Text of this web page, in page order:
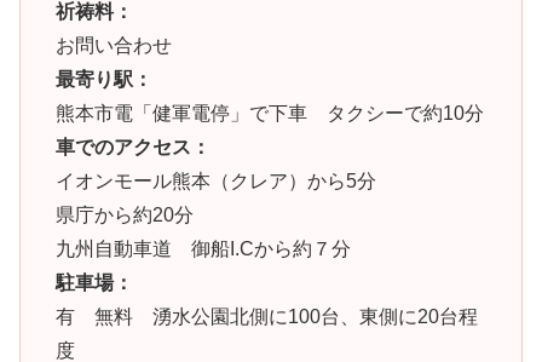
祈祷料：
お問い合わせ
最寄り駅：
熊本市電「健軍電停」で下車 タクシーで約10分
車でのアクセス：
イオンモール熊本（クレア）から5分
県庁から約20分
九州自動車道 御船I.Cから約７分
駐車場：
有 無料 湧水公園北側に100台、東側に20台程
度